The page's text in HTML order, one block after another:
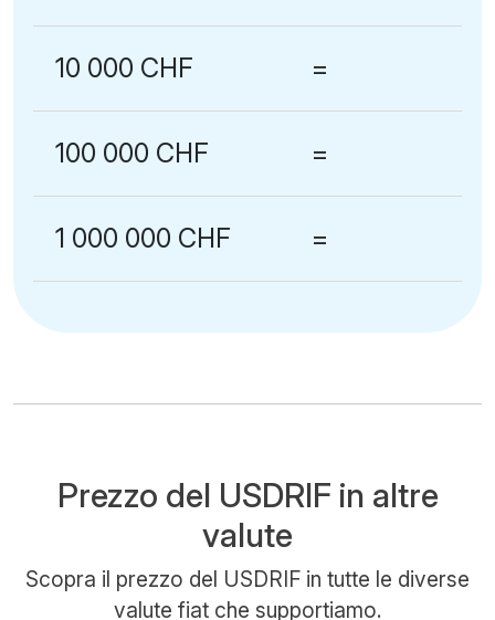
10 000 CHF =
100 000 CHF =
1 000 000 CHF =
Prezzo del USDRIF in altre
valute
Scopra il prezzo del USDRIF in tutte le diverse
valute fiat che supportiamo.